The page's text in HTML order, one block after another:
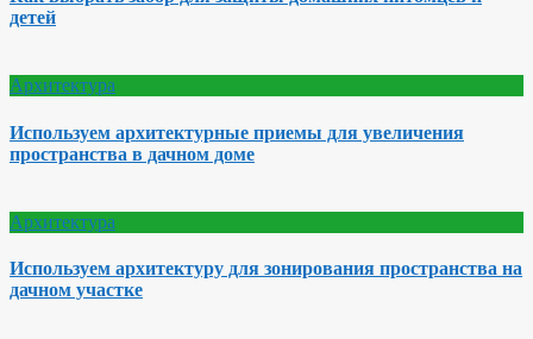
детей
Архитектура
Используем архитектурные приемы для увеличения
пространства в дачном доме
Архитектура
Используем архитектуру для зонирования пространства на
дачном участке